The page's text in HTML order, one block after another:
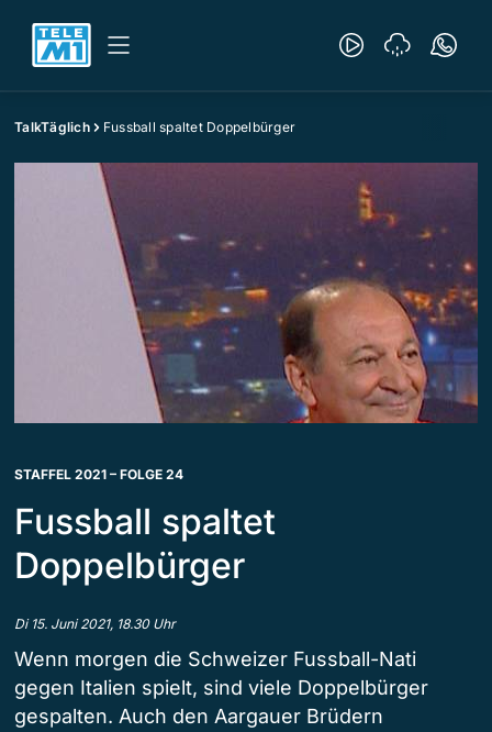
TalkTäglich Fussball spaltet Doppelbürger
STAFFEL 2021 – FOLGE 24
Fussball spaltet
Doppelbürger
Di 15. Juni 2021, 18.30 Uhr
Wenn morgen die Schweizer Fussball-Nati
gegen Italien spielt, sind viele Doppelbürger
gespalten. Auch den Aargauer Brüdern